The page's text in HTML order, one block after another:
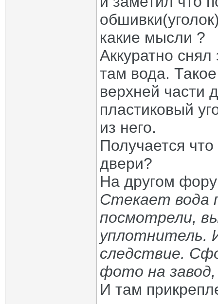
какие мысли ?
Аккуратно
там вода.
верхней части
пластиковый
из него.
Получается
двери?
На другом
Стекает вода
посмотрели,
уплотнитель.
следствие.
фото на
И там